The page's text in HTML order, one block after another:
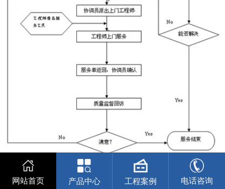
我
们
网站首页 产品中心 工程案例 电话咨询